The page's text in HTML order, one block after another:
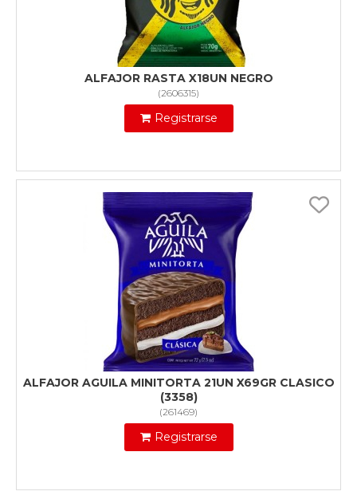
ALFAJOR RASTA X18UN NEGRO
(2606315)
Registrarse
ALFAJOR AGUILA MINITORTA 21UN X69GR CLASICO
(3358)
(261469)
Registrarse